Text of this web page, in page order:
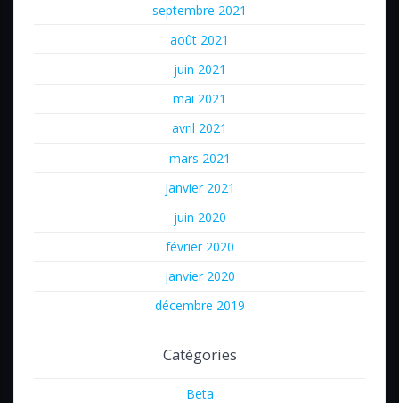
septembre 2021
août 2021
juin 2021
mai 2021
avril 2021
mars 2021
janvier 2021
juin 2020
février 2020
janvier 2020
décembre 2019
Catégories
Beta